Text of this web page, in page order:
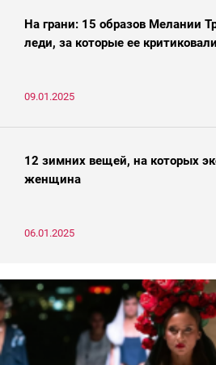
На грани: 15 образов Мелании
леди, за которые ее критиковали
09.01.2025
12 зимних вещей, на которых
женщина
06.01.2025